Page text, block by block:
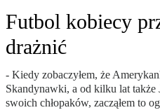
Futbol kobiecy
drażnić
- Kiedy zobaczyłem, że
Skandynawki, a od kilku lat także
swoich chłopaków, zacząłem to